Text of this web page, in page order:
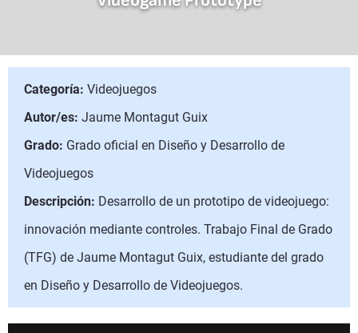
Categoría: Videojuegos
Autor/es: Jaume Montagut Guix
Grado: Grado oficial en Diseño y Desarrollo de
Videojuegos
Descripción: Desarrollo de un prototipo de videojuego:
innovación mediante controles. Trabajo Final de Grado
(TFG) de Jaume Montagut Guix, estudiante del grado
en Diseño y Desarrollo de Videojuegos.